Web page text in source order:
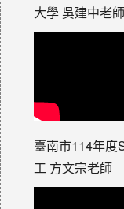
大學 吳建中老師
臺南市114年度
工 方文宗老師